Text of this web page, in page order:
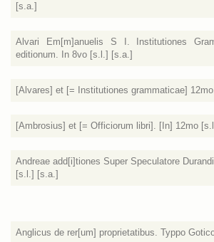
[s.a.]
Alvari Em[m]anuelis S I. Institutiones
editionum. In 8vo [s.l.] [s.a.]
[Alvares] et [= Institutiones grammaticae]
[Ambrosius] et [= Officiorum libri]. [In] 12mo
Andreae add[i]tiones Super Speculatore
[s.l.] [s.a.]
Anglicus de rer[um] proprietatibus. Typpo